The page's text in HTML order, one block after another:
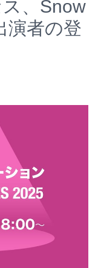
、Snow
演者の登